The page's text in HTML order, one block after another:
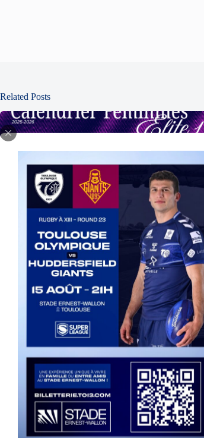
Related Posts
Calendrier 25/26 – Féminines Toulouse Olympique
2 December 2025
Leave a Reply